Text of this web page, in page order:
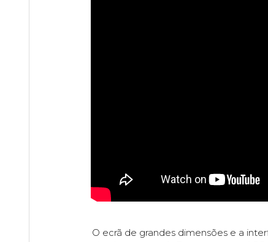
O ecrã de grandes dimensões e a